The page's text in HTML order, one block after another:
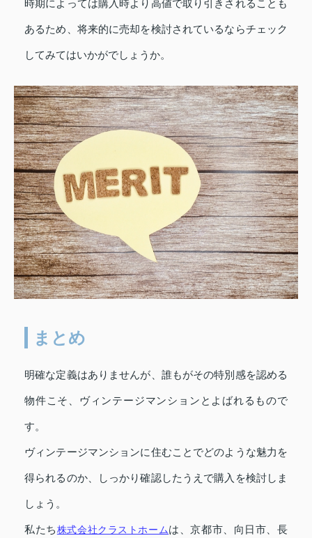
時期によっては購入時より高値で取り引きされることも
あるため、将来的に売却を検討されているならチェック
してみてはいかがでしょうか。
まとめ
明確な定義はありませんが、誰もがその特別感を認める
物件こそ、ヴィンテージマンションとよばれるもので
す。
ヴィンテージマンションに住むことでどのような魅力を
得られるのか、しっかり確認したうえで購入を検討しま
しょう。
私たち株式会社クラストホームは、京都市、向日市、長